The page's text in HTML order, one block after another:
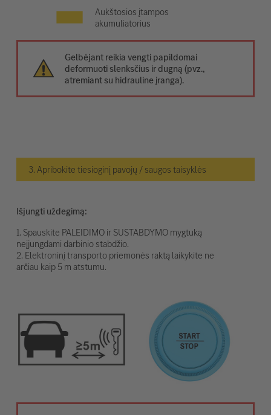
Aukštosios įtampos
akumuliatorius
Gelbėjant reikia vengti papildomai
deformuoti slenksčius ir dugną (pvz.,
atremiant su hidrauline įranga).
3. Apribokite tiesioginį pavojų / saugos taisyklės
Išjungti uždegimą:
1. Spauskite PALEIDIMO ir SUSTABDYMO mygtuką
neįjungdami darbinio stabdžio.
2. Elektroninį transporto priemonės raktą laikykite ne
arčiau kaip 5 m atstumu.